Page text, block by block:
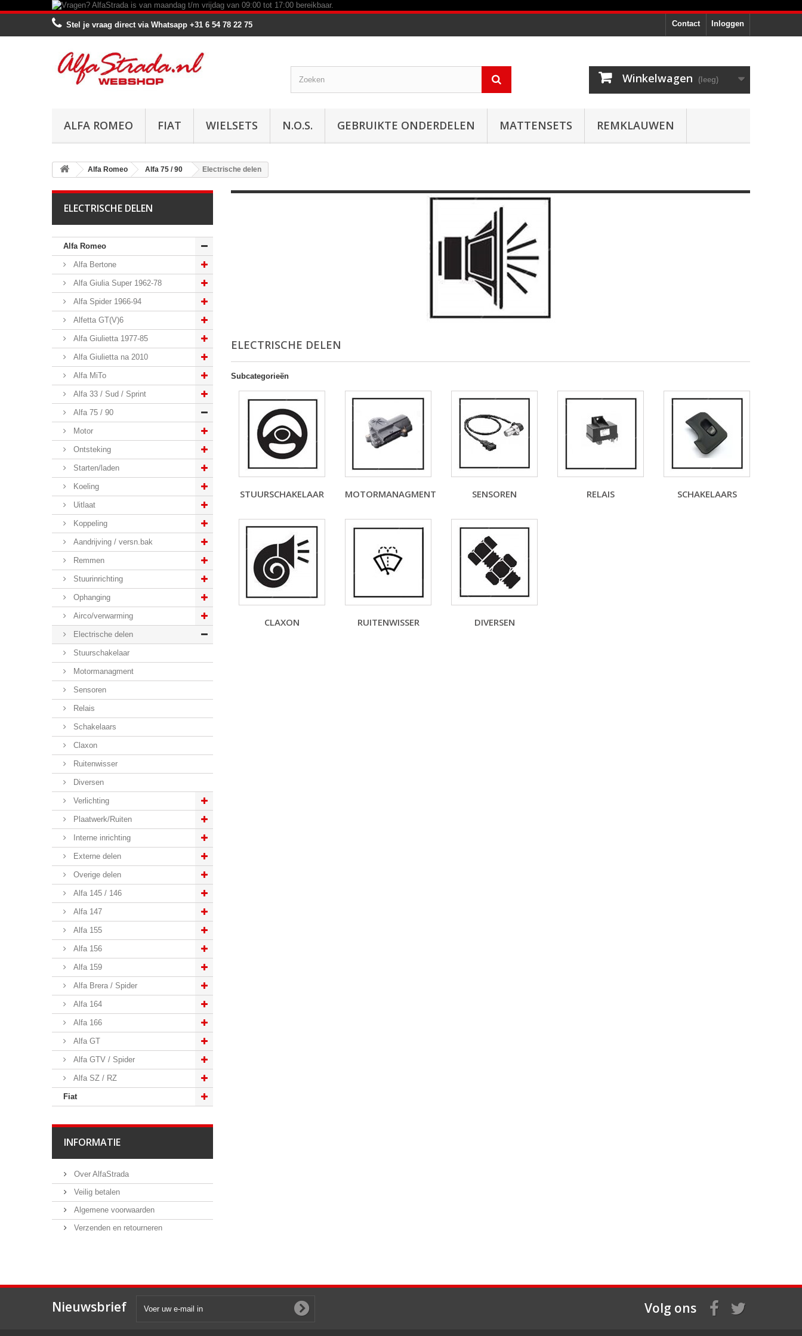
Inloggen
Contact
Stel je vraag direct via Whatsapp +31 6 54 78 22 75
Winkelwagen (leeg)
ALFA ROMEO FIAT WIELSETS N.O.S. GEBRUIKTE ONDERDELEN MATTENSETS REMKLAUWEN
Alfa Romeo Alfa 75 / 90 Electrische delen
ELECTRISCHE DELEN
Alfa Romeo
Alfa Bertone
Alfa Giulia Super 1962-78
Alfa Spider 1966-94
Alfetta GT(V)6
Alfa Giulietta 1977-85
Alfa Giulietta na 2010
Alfa MiTo
Alfa 33 / Sud / Sprint
Alfa 75 / 90
Motor
Ontsteking
Starten/laden
Koeling
Uitlaat
Koppeling
Aandrijving / versn.bak
Remmen
Stuurinrichting
Ophanging
Airco/verwarming
Electrische delen
Stuurschakelaar
Motormanagment
Sensoren
Relais
Schakelaars
Claxon
Ruitenwisser
Diversen
Verlichting
Plaatwerk/Ruiten
Interne inrichting
Externe delen
Overige delen
Alfa 145 / 146
Alfa 147
Alfa 155
Alfa 156
Alfa 159
Alfa Brera / Spider
Alfa 164
Alfa 166
Alfa GT
Alfa GTV / Spider
Alfa SZ / RZ
Fiat
INFORMATIE
Over AlfaStrada
Veilig betalen
Algemene voorwaarden
Verzenden en retourneren
ELECTRISCHE DELEN
Subcategorieën
STUURSCHAKELAAR MOTORMANAGMENT SENSOREN RELAIS SCHAKELAARS
CLAXON RUITENWISSER DIVERSEN
Nieuwsbrief Volg ons